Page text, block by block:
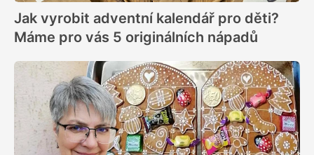
Jak vyrobit adventní kalendář pro děti?
Máme pro vás 5 originálních nápadů